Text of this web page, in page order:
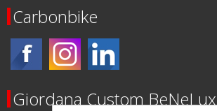
Carbonbike
Giordana Custom BeNeLux